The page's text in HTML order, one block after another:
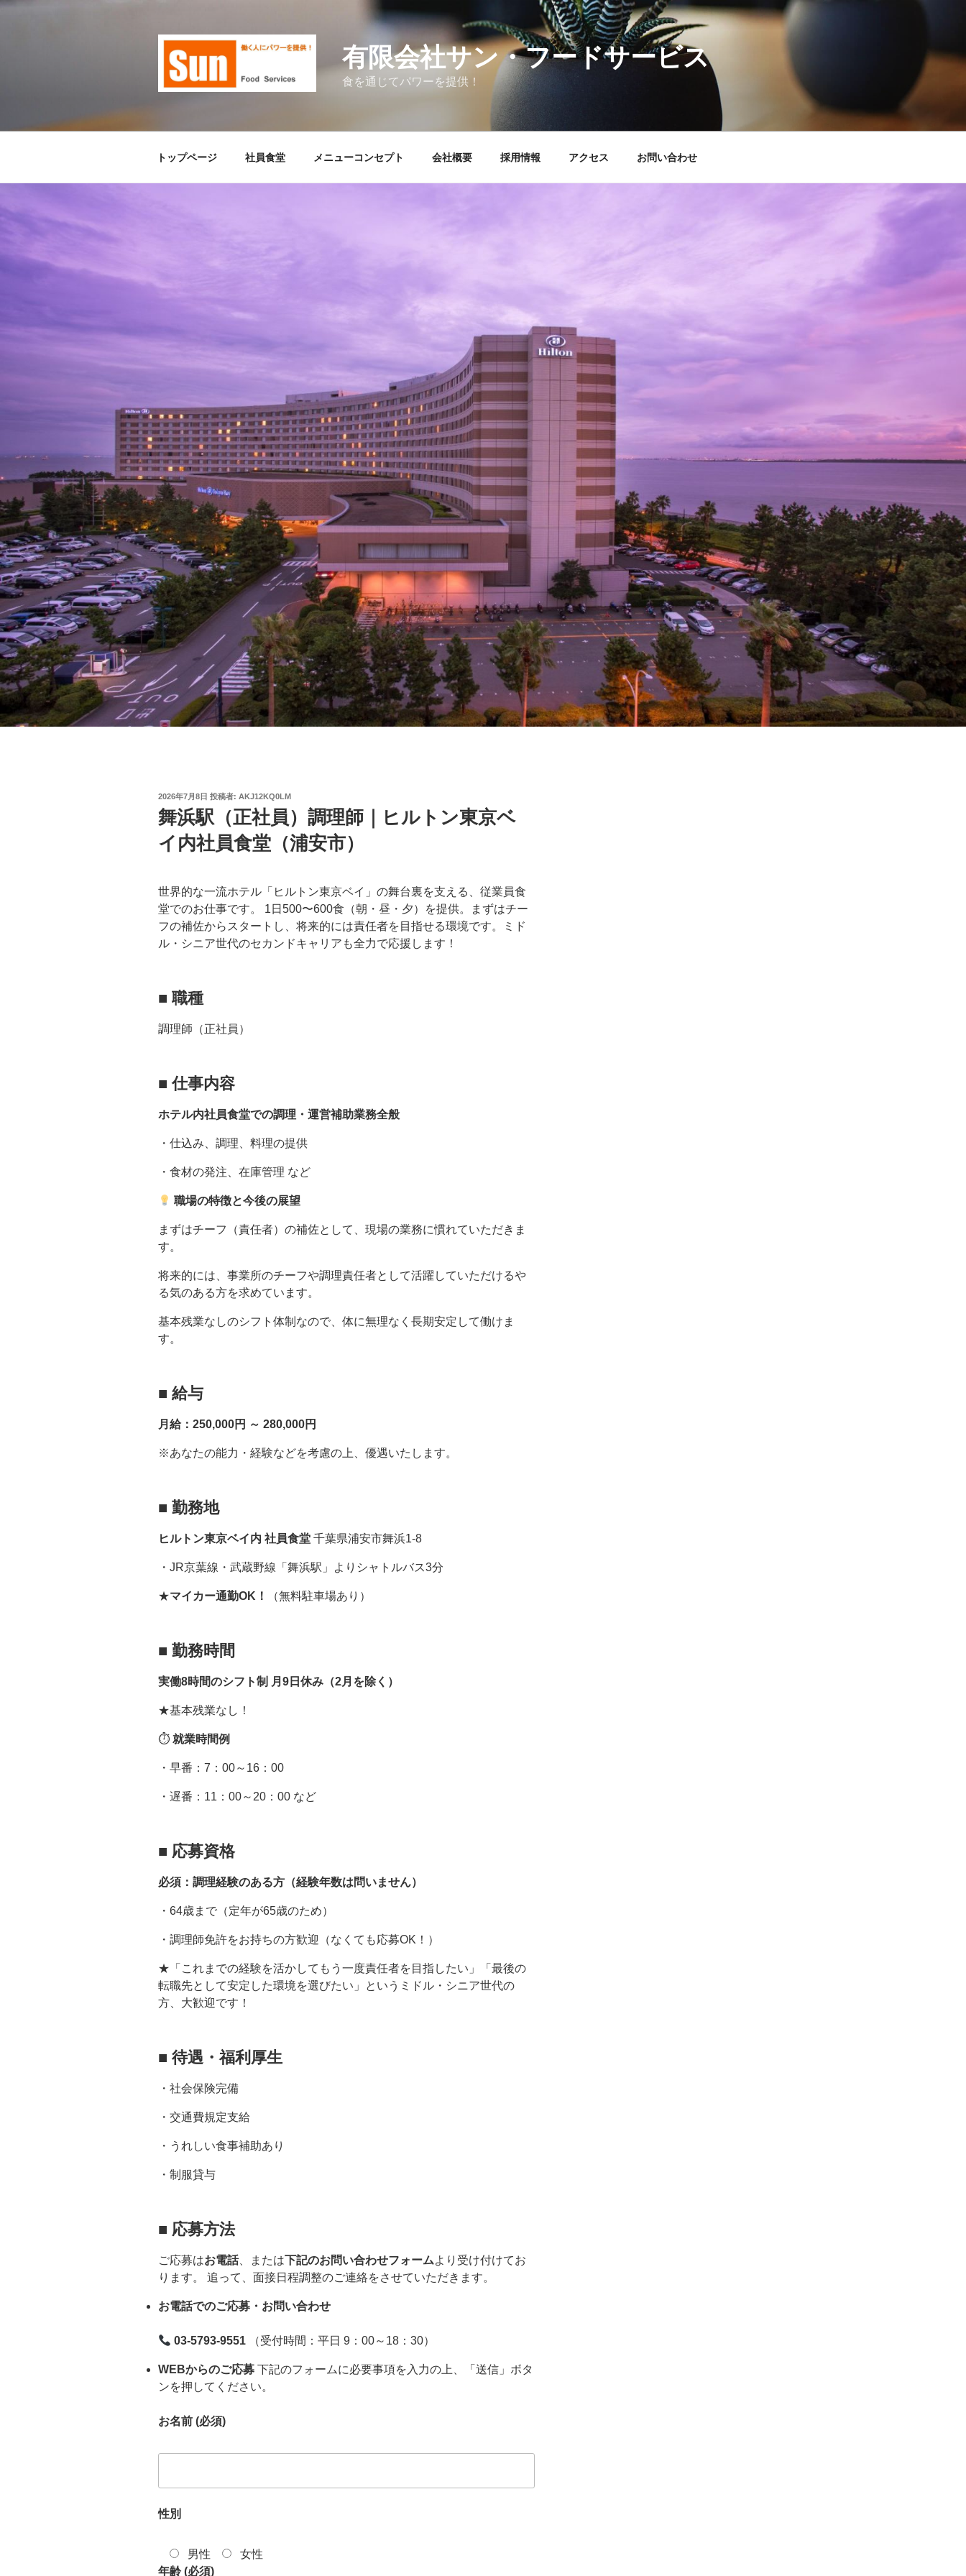
コ
キ
有限会社サン・フードサービス
食を通じてパワーを提供！
トップページ 社員食堂 メニューコンセプト 会社概要 採用情報 アクセス お問い合わせ
投
稿
日:
2026年7月8日 投稿者: AKJ12KQ0LM
舞浜駅（正社員）調理師｜ヒルトン東京ベ
イ内社員食堂（浦安市）
世界的な一流ホテル「ヒルトン東京ベイ」の舞台裏を支える、従業員食
堂でのお仕事です。 1日500〜600食（朝・昼・夕）を提供。まずはチー
フの補佐からスタートし、将来的には責任者を目指せる環境です。ミド
ル・シニア世代のセカンドキャリアも全力で応援します！
■ 職種
調理師（正社員）
■仕事内容
ホテル内社員食堂での調理・運営補助業務全般
・仕込み、調理、料理の提供
・食材の発注、在庫管理 など
職場の特徴と今後の展望
まずはチーフ（責任者）の補佐として、現場の業務に慣れていただきま
す。
将来的には、事業所のチーフや調理責任者として活躍していただけるや
る気のある方を求めています。
基本残業なしのシフト体制なので、体に無理なく長期安定して働けま
す。
■ 給与
月給：250,000円 ～ 280,000円
※あなたの能力・経験などを考慮の上、優遇いたします。
■ 勤務地
ヒルトン東京ベイ内 社員食堂 千葉県浦安市舞浜1-8
・JR京葉線・武蔵野線「舞浜駅」よりシャトルバス3分
★マイカー通勤OK！ （無料駐車場あり）
■ 勤務時間
実働8時間のシフト制 月9日休み（2月を除く）
★基本残業なし！
⏱ 就業時間例
・早番：7：00～16：00
・遅番：11：00～20：00 など
■ 応募資格
必須：調理経験のある方（経験年数は問いません）
・64歳まで（定年が65歳のため）
・調理師免許をお持ちの方歓迎（なくても応募OK！）
★「これまでの経験を活かしてもう一度責任者を目指したい」「最後の
転職先として安定した環境を選びたい」というミドル・シニア世代の
方、大歓迎です！
■ 待遇・福利厚生
・社会保険完備
・交通費規定支給
・うれしい食事補助あり
・制服貸与
■ 応募方法
ご応募はお電話、または下記のお問い合わせフォームより受け付けてお
ります。 追って、面接日程調整のご連絡をさせていただきます。
お電話でのご応募・お問い合わせ
03-5793-9551 （受付時間：平日 9：00～18：30）
WEBからのご応募 下記のフォームに必要事項を入力の上、「送信」ボタ
ンを押してください。
お名前 (必須)
性別
男性
女性
年齢 (必須)